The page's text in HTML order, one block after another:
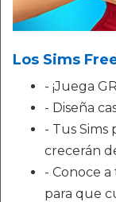
Los Sims
- ¡Juega
- Diseña
- Tus Sims
crecerán
- Conoce
para que